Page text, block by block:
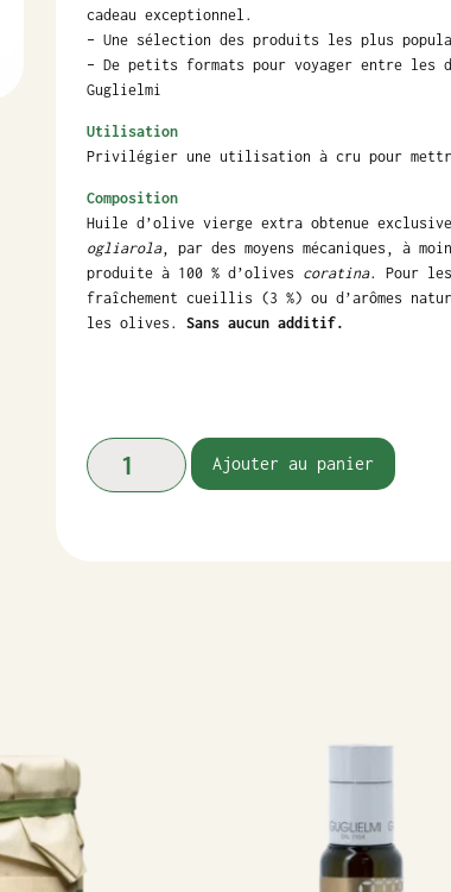
cadeau exceptionnel.
– Une sélection des produits les plus
– De petits formats pour voyager entre les
Guglielmi
Utilisation
Privilégier une utilisation à cru pour
Composition
Huile d’olive vierge extra obtenue
ogliarola, par des moyens mécaniques, à
produite à 100 % d’olives coratina. Pour
fraîchement cueillis (3 %) ou d’arômes
les olives.Sans aucun additif.
Ajouter au panier